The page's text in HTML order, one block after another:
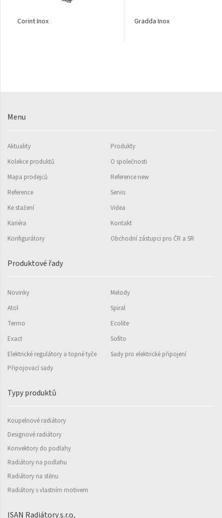
Malawi
Nias
Octava
Ori
Ori Open
Orion
Palmyra Chrom
Pillar s háčky
Quadrat Horizontal
Quadrat Inox
Quadrat Plus
Quadrat Sky Plus
Rytmo s háčky
Silla Inox
Corint Inox Gradda Inox
Menu
Aktuality
Produkty
Kolekce produktů
O společnosti
Mapa prodejců
Reference new
Reference
Servis
Ke stažení
Videa
Kariéra
Kontakt
Konfigurátory
Obchodní zástupci pro ČR a SR
Produktové řady
Novinky
Melody
Atol
Spiral
Termo
Ecolite
Exact
Sofito
Elektrické regulátory a topné tyče
Sady pro elektrické připojení
Připojovací sady
Typy produktů
Koupelnové radiátory
Designové radiátory
Konvektory do podlahy
Radiátory na podlahu
Radiátory na stěnu
Radiátory s vlastním motivem
ISAN Radiátory s.r.o,